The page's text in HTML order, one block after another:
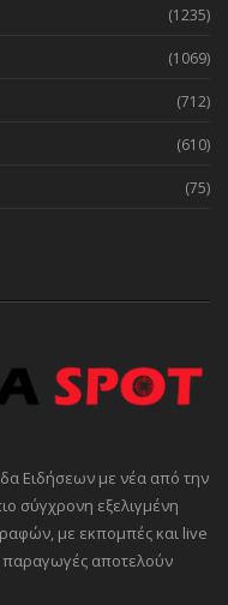
(1235)
(1069)
(712)
(610)
(75)
Ειδήσεων με νέα από την
σύγχρονη εξελιγμένη
με εκπομπές και live
παραγωγές αποτελούν